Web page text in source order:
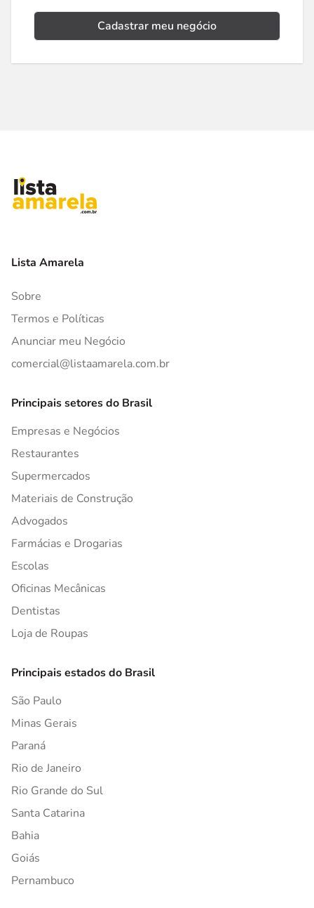
Cadastrar meu negócio
Lista Amarela
Sobre
Termos e Políticas
Anunciar meu Negócio
comercial@listaamarela.com.br
Principais setores do Brasil
Empresas e Negócios
Restaurantes
Supermercados
Materiais de Construção
Advogados
Farmácias e Drogarias
Escolas
Oficinas Mecânicas
Dentistas
Loja de Roupas
Principais estados do Brasil
São Paulo
Minas Gerais
Paraná
Rio de Janeiro
Rio Grande do Sul
Santa Catarina
Bahia
Goiás
Pernambuco